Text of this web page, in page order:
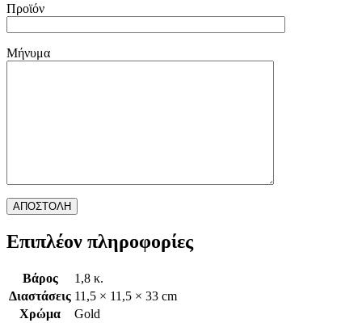
Προϊόν
Μήνυμα
Επιπλέον πληροφορίες
Βάρος
1,8 κ.
Διαστάσεις 11,5 × 11,5 × 33 cm
Χρώμα
Gold